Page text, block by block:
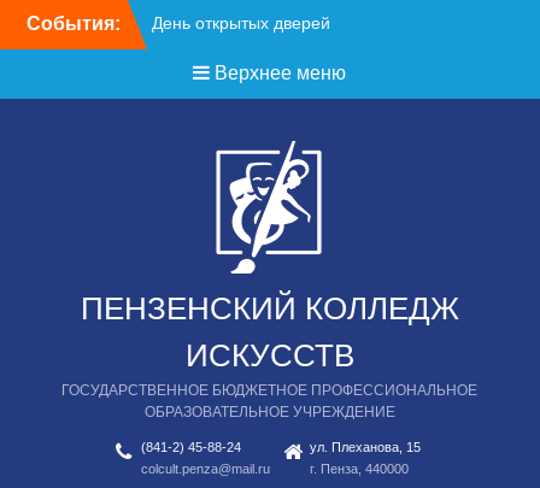
События: День открытых дверей
Верхнее меню
ПЕНЗЕНСКИЙ КОЛЛЕДЖ
ИСКУССТВ
ГОСУДАРСТВЕННОЕ БЮДЖЕТНОЕ ПРОФЕССИОНАЛЬНОЕ
ОБРАЗОВАТЕЛЬНОЕ УЧРЕЖДЕНИЕ
(841-2) 45-88-24
colcult.penza@mail.ru
ул. Плеханова, 15
г. Пенза, 440000